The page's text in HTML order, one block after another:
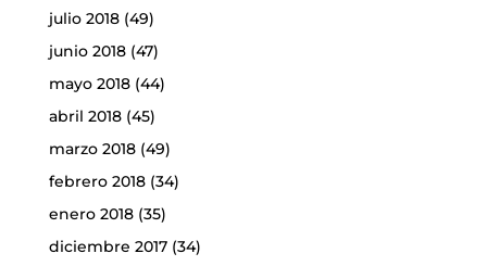
julio 2018(49)
junio 2018(47)
mayo 2018(44)
abril 2018(45)
marzo 2018(49)
febrero 2018(34)
enero 2018(35)
diciembre 2017(34)